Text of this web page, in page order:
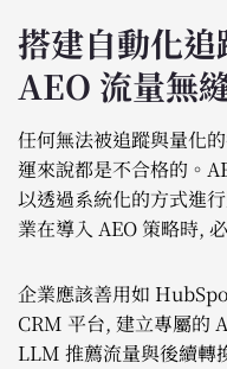
搭建自動化
AEO 流量無
任何無法被追蹤與量化
運來說都是不合格的。
以透過系統化的方式進
業在導入 AEO 策略時,
企業應該善用如
CRM 平台, 建立專屬的
LLM 推薦流量與後續轉